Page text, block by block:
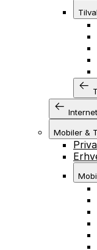
Internet
Mobiler &